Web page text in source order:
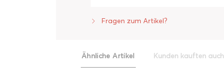
Fragen zum Artikel?
Ähnliche Artikel Kunden kauften auch